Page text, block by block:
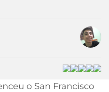
o San Francisco